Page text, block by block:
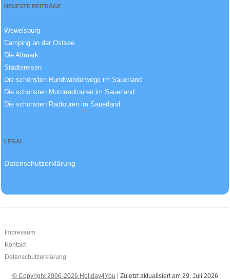
NEUESTE BEITRÄGE
Wewelsburg
Camping an der Ostsee
Die Altmark
Städtereisen
Die schönsten Rundwanderwege im Sauerland
Die schönsten Motorradtouren im Sauerland
Die schönsten Radtouren im Sauerland
LEGAL
Datenschutzerklärung
Impressum
Kontakt
Datenschutzerklärung
© Copyright 2006-2026 Holiday4You | Zuletzt aktualisiert am 29. Juli 2026